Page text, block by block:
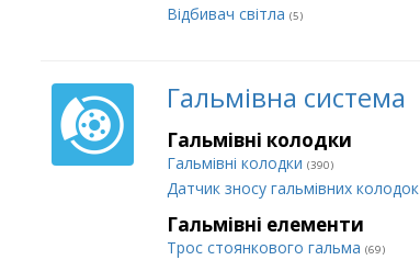
Відбивач світла (5)
Гальмівна система
Гальмівні колодки
Гальмівні колодки (390)
Датчик зносу гальмівних колодок
Гальмівні елементи
Трос стоянкового гальма (69)